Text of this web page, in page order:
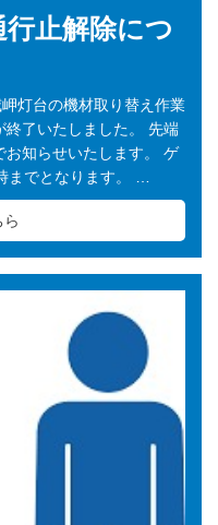
止解除につ
灯台の機材取り替え作業
了いたしました。 先端
お知らせいたします。 ゲ
までとなります。 …